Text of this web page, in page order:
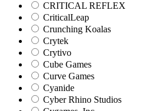
CRITICAL REFLEX
CriticalLeap
Crunching Koalas
Crytek
Crytivo
Cube Games
Curve Games
Cyanide
Cyber Rhino Studios